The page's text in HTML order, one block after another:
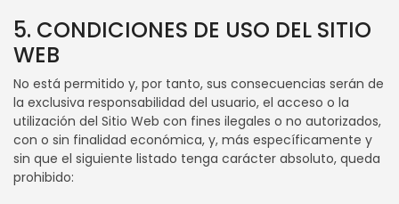
5. CONDICIONES DE USO DEL SITIO
WEB
No está permitido y, por tanto, sus consecuencias serán de
la exclusiva responsabilidad del usuario, el acceso o la
utilización del Sitio Web con fines ilegales o no autorizados,
con o sin finalidad económica, y, más específicamente y
sin que el siguiente listado tenga carácter absoluto, queda
prohibido: